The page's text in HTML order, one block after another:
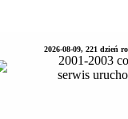
2026-08-09, 221 dzień
2001-2003
serwis